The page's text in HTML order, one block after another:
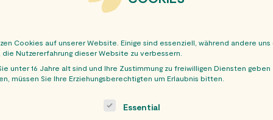
Cookies auf unserer Website. Einige sind essenziell, während andere uns
Nutzererfahrung dieser Website zu verbessern.
unter 16 Jahre alt sind und Ihre Zustimmung zu freiwilligen Diensten geben
müssen Sie Ihre Erziehungsberechtigten um Erlaubnis bitten.
is a list of service groups for which consent can be
Essential